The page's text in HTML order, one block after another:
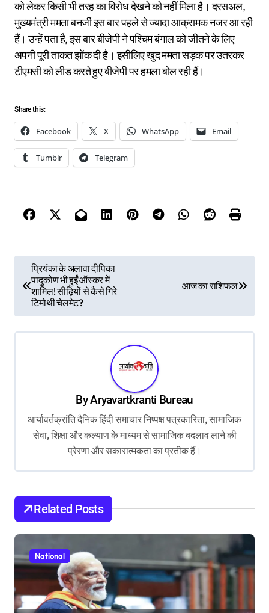
को लेकर किसी भी तरह का विरोध देखने को नहीं मिला है। दरसअल,
मुख्यमंत्री ममता बनर्जी इस बार पहले से ज्यादा आक्रामक नजर आ रही
हैं। उन्हें पता है, इस बार बीजेपी ने पश्चिम बंगाल को जीतने के लिए
अपनी पूरी ताकत झोंक दी है। इसीलिए खुद ममता सड़क पर उतरकर
टीएमसी को लीड करते हुए बीजेपी पर हमला बोल रही हैं।
Share this:
Facebook X WhatsApp Email
Tumblr Telegram
o
n
प्रियंका के अलावा दीपिका
पादुकोण भी हुईं ऑस्कर में
शामिल! सीढ़ियों से कैसे गिरे
टिमोथी चेलमेट?
आज का राशिफल
ByAryavartkranti Bureau
आर्यावर्तक्रांति दैनिक हिंदी समाचार निष्पक्ष पत्रकारिता, सामाजिक
सेवा, शिक्षा और कल्याण के माध्यम से सामाजिक बदलाव लाने की
प्रेरणा और सकारात्मकता का प्रतीक हैं।
Related Posts
National